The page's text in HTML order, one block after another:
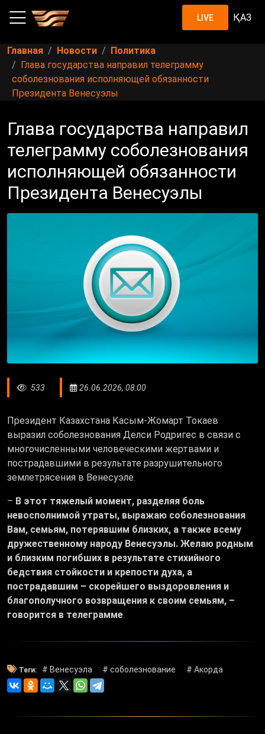
LIVE ҚАЗ
Главная Новости
Политика
Глава государства направил телеграмму
соболезнования исполняющей обязанности
Президента Венесуэлы
Глава государства направил
телеграмму соболезнования
исполняющей обязанности
Президента Венесуэлы
533 26.06.2026, 08:00
Президент Казахстана Касым-Жомарт Токаев
выразил соболезнования Делси Родригес в связи с
многочисленными человеческими жертвами и
пострадавшими в результате разрушительного
землетрясения в Венесуэле.
– В этот тяжелый момент, разделяя боль
невосполнимой утраты, выражаю соболезнования
Вам, семьям, потерявшим близких, а также всему
дружественному народу Венесуэлы. Желаю родным
и близким погибших в результате стихийного
бедствия стойкости и крепости духа, а
пострадавшим – скорейшего выздоровления и
благополучного возвращения к своим семьям, –
говорится в телеграмме.
Теги: # Венесуэла # соболезнование # Акорда